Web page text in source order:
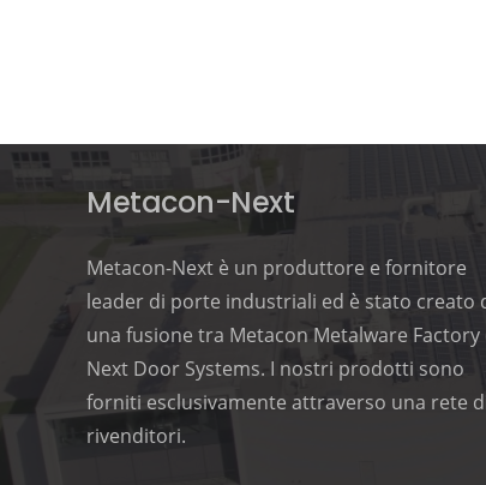
Metacon-Next
Metacon-Next è un produttore e fornitore
leader di porte industriali ed è stato creato
una fusione tra Metacon Metalware Factory
Next Door Systems. I nostri prodotti sono
forniti esclusivamente attraverso una rete
rivenditori.